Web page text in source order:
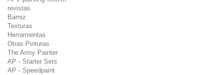
revistas
Barniz
Texturas
Herramientas
Otras Pinturas
The Army Painter
AP - Starter Sets
AP - Speedpaint